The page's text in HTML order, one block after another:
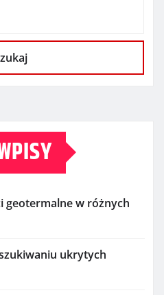
geotermalne w różnych
ukrytych